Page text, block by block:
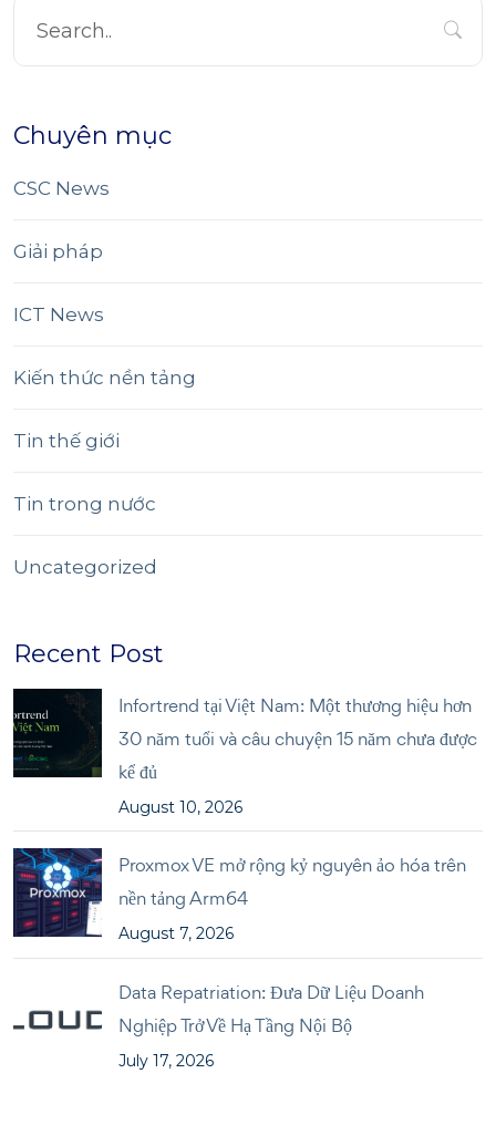
Chuyên mục
CSC News
Giải pháp
ICT News
Kiến thức nền tảng
Tin thế giới
Tin trong nước
Uncategorized
Recent Post
Infortrend tại Việt Nam: Một thương hiệu hơn
30 năm tuổi và câu chuyện 15 năm chưa được
kể đủ
August 10, 2026
Proxmox VE mở rộng kỷ nguyên ảo hóa trên
nền tảng Arm64
August 7, 2026
Data Repatriation: Đưa Dữ Liệu Doanh
Nghiệp Trở Về Hạ Tầng Nội Bộ
July 17, 2026